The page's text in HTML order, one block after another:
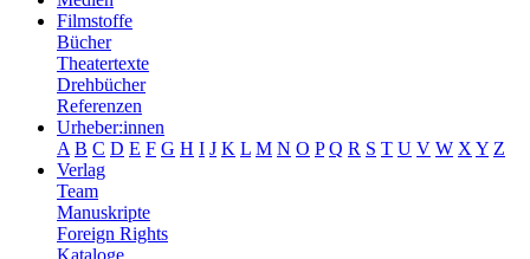
Filmstoffe
Bücher
Theatertexte
Drehbücher
Referenzen
Urheber:innen
A B C D E F G H I J K L M N O P Q R S T U V W X Y Z
Verlag
Team
Manuskripte
Foreign Rights
Kataloge